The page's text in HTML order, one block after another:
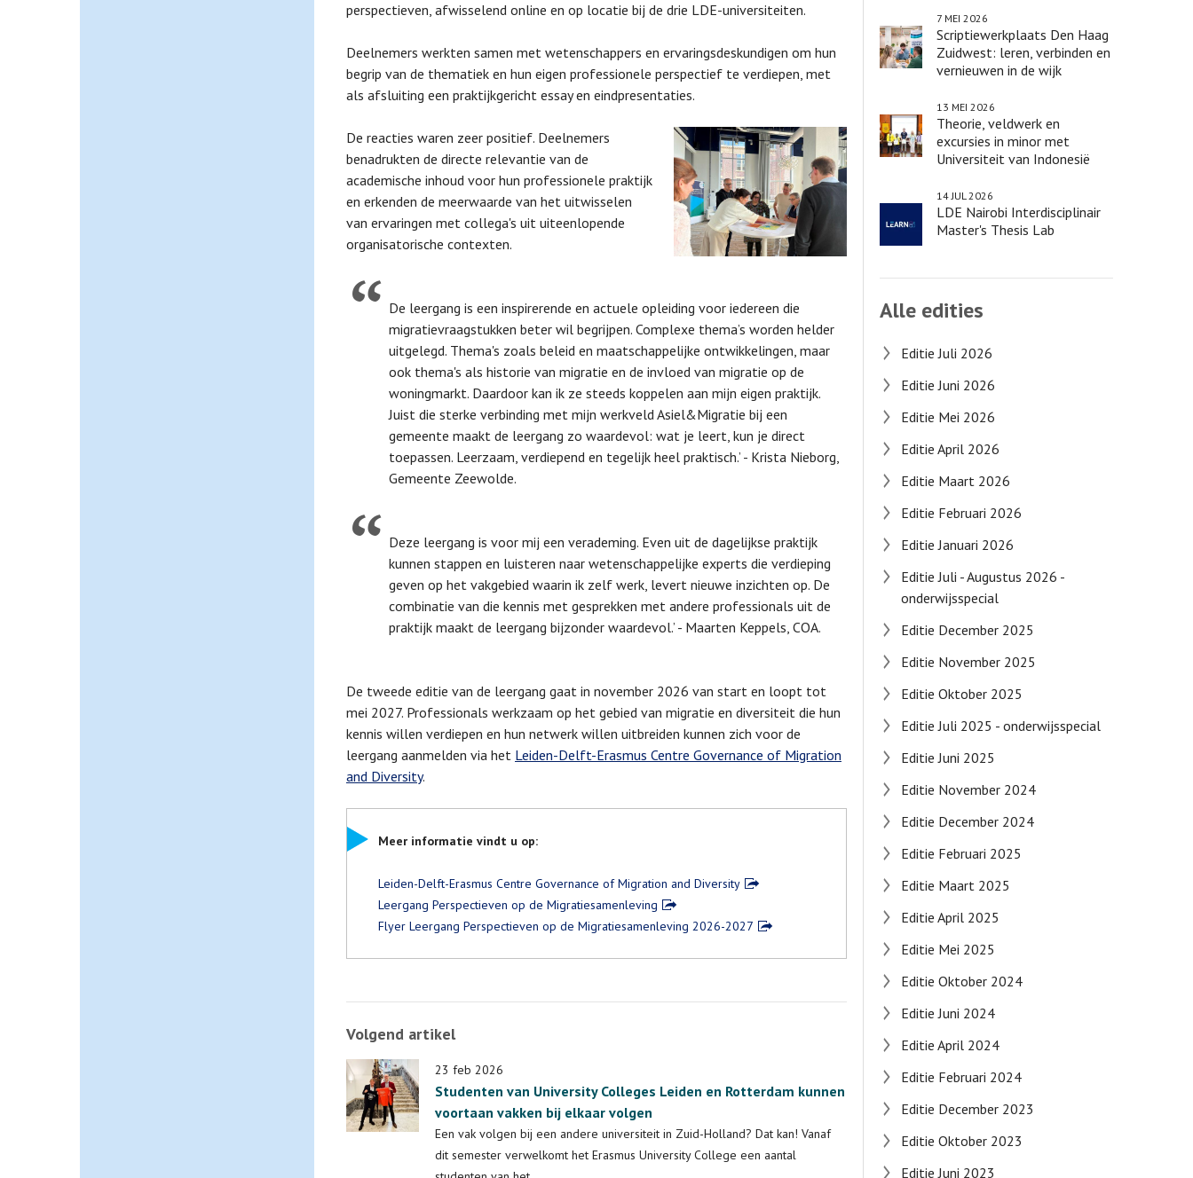
perspectieven, afwisselend online en op locatie bij de drie LDE-universiteiten.
Deelnemers werkten samen met wetenschappers en ervaringsdeskundigen om hun
begrip van de thematiek en hun eigen professionele perspectief te verdiepen, met
als afsluiting een praktijkgericht essay en eindpresentaties.
De reacties waren zeer positief. Deelnemers
benadrukten de directe relevantie van de
academische inhoud voor hun professionele praktijk
en erkenden de meerwaarde van het uitwisselen
van ervaringen met collega's uit uiteenlopende
organisatorische contexten.
De leergang is een inspirerende en actuele opleiding voor iedereen die
migratievraagstukken beter wil begrijpen. Complexe thema’s worden helder
uitgelegd. Thema's zoals beleid en maatschappelijke ontwikkelingen, maar
ook thema's als historie van migratie en de invloed van migratie op de
woningmarkt. Daardoor kan ik ze steeds koppelen aan mijn eigen praktijk.
Juist die sterke verbinding met mijn werkveld Asiel&Migratie bij een
gemeente maakt de leergang zo waardevol: wat je leert, kun je direct
toepassen. Leerzaam, verdiepend en tegelijk heel praktisch.’ - Krista Nieborg,
Gemeente Zeewolde.
Deze leergang is voor mij een verademing. Even uit de dagelijkse praktijk
kunnen stappen en luisteren naar wetenschappelijke experts die verdieping
geven op het vakgebied waarin ik zelf werk, levert nieuwe inzichten op. De
combinatie van die kennis met gesprekken met andere professionals uit de
praktijk maakt de leergang bijzonder waardevol.’ - Maarten Keppels, COA.
De tweede editie van de leergang gaat in november 2026 van start en loopt tot
mei 2027. Professionals werkzaam op het gebied van migratie en diversiteit die hun
kennis willen verdiepen en hun netwerk willen uitbreiden kunnen zich voor de
leergang aanmelden via het Leiden-Delft-Erasmus Centre Governance of Migration
and Diversity.
Meer informatie vindt u op:
Leiden-Delft-Erasmus Centre Governance of Migration and Diversity
Leergang Perspectieven op de Migratiesamenleving
Flyer Leergang Perspectieven op de Migratiesamenleving 2026-2027
Volgend artikel
23 feb 2026
Studenten van University Colleges Leiden en Rotterdam kunnen
voortaan vakken bij elkaar volgen
Een vak volgen bij een andere universiteit in Zuid-Holland? Dat kan! Vanaf
dit semester verwelkomt het Erasmus University College een aantal
Scriptiewerkplaats Den Haag
Zuidwest: leren, verbinden en
vernieuwen in de wijk
7 MEI 2026
Theorie, veldwerk en
excursies in minor met
Universiteit van Indonesië
13 MEI 2026
LDE Nairobi Interdisciplinair
Master's Thesis Lab
14 JUL 2026
Alle edities
Editie Juli 2026
Editie Juni 2026
Editie Mei 2026
Editie April 2026
Editie Maart 2026
Editie Februari 2026
Editie Januari 2026
Editie Juli - Augustus 2026 -
onderwijsspecial
Editie December 2025
Editie November 2025
Editie Oktober 2025
Editie Juli 2025 - onderwijsspecial
Editie Juni 2025
Editie November 2024
Editie December 2024
Editie Februari 2025
Editie Maart 2025
Editie April 2025
Editie Mei 2025
Editie Oktober 2024
Editie Juni 2024
Editie April 2024
Editie Februari 2024
Editie December 2023
Editie Oktober 2023
Editie Juni 2023